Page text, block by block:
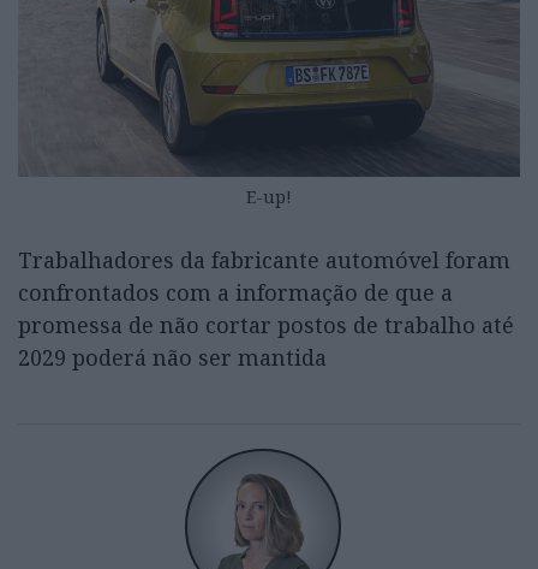
E-up!
Trabalhadores da fabricante automóvel foram
confrontados com a informação de que a
promessa de não cortar postos de trabalho até
2029 poderá não ser mantida